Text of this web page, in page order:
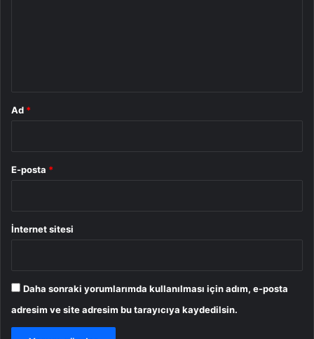
Ad *
E-posta *
İnternet sitesi
Daha sonraki yorumlarımda kullanılması için adım, e-posta
adresim ve site adresim bu tarayıcıya kaydedilsin.